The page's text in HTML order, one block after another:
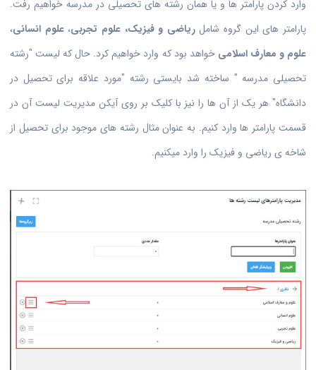
وارد کردن پارامتر ها و یا همان رشته های تحصیلی در مدرسه خواهیم رفت.
پارامتر های این گروه شاملریاضی و فیزیک، علوم تجربی،علوم انسانی،
علوم و معارف اسلامی خواهد بود که وارد خواهیم کرد. حال که لیست "رشته
تحصیلی مدرسه " ساخته شد بایستی رشته "مورد علاقه برای تحصیل در
دانشگاه" هر یک از آن ها را نیز با کلیک بر روی آیکن مدیریت لیست آن در
قسمت پارامتر ها وارد کنیم. به عنوان مثال رشته های موجود برای تحصیل از
شاخه ی ریاضی و فیزیک را وارد میکنیم.